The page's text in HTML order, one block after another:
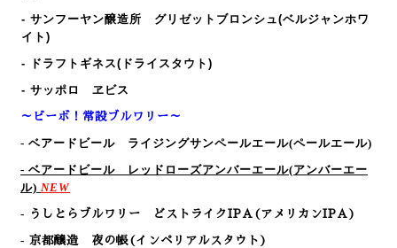
- サンフーヤン醸造所 グリゼットブロンシュ(ベルジャンホワ
イト)
- ドラフトギネス(ドライスタウト)
- サッポロ ヱビス
～ビーボ！常設ブルワリー～
- ベアードビール ライジングサンペールエール(ペールエール)
- ベアードビール レッドローズアンバーエール(アンバーエー
ル) NEW
- うしとらブルワリー どストライクIPA(アメリカンIPA)
- 京都醸造 夜の帳(インペリアルスタウト)